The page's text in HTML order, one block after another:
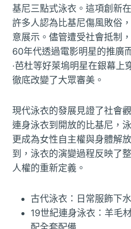
基尼三點式泳衣。這項創新
許多人認為比基尼傷風敗俗
意展示。儘管遭受社會抵制
60年代透過電影明星的推廣
·芭杜等好萊塢明星在銀幕上
徹底改變了大眾審美。
現代泳衣的發展見證了社會
連身泳衣到開放的比基尼，
更成為女性自主權與身體解
到，泳衣的演變過程反映了
人權的重新定義。
古代泳衣：日常服飾下
19世紀連身泳衣：羊毛